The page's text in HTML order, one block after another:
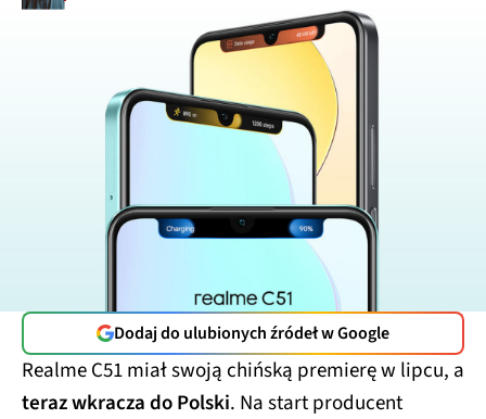
Dodaj do ulubionych źródeł w Google
Realme C51 miał swoją chińską premierę w lipcu, a
teraz wkracza do Polski. Na start producent